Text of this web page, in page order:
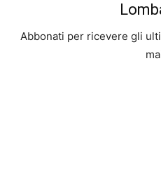
Abbonati per ricevere gli